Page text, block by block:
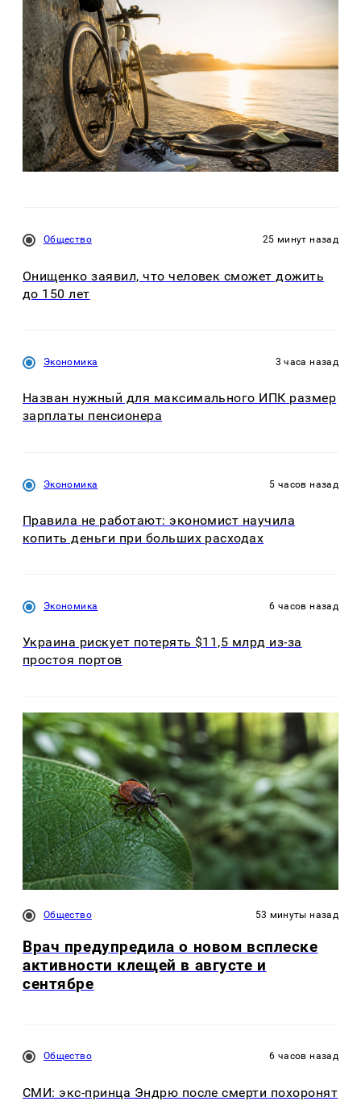
Общество 25 минут назад
Онищенко заявил, что человек сможет дожить
до 150 лет
Экономика 3 часа назад
Назван нужный для максимального ИПК размер
зарплаты пенсионера
Экономика 5 часов назад
Правила не работают: экономист научила
копить деньги при больших расходах
Экономика 6 часов назад
Украина рискует потерять $11,5 млрд из-за
простоя портов
Общество 53 минуты назад
Врач предупредила о новом всплеске
активности клещей в августе и
сентябре
Общество 6 часов назад
СМИ: экс-принца Эндрю после смерти похоронят